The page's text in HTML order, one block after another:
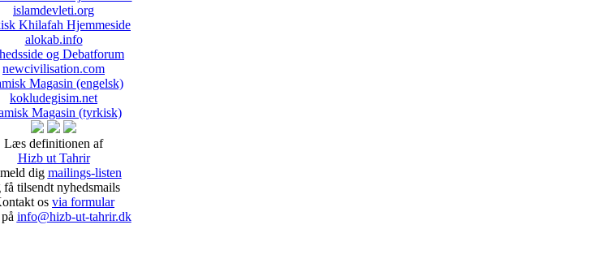
islamdevleti.org
Khilafah Hjemmeside
alokab.info
og Debatforum
newcivilisation.com
Magasin (engelsk)
kokludegisim.net
Magasin (tyrkisk)
Læs definitionen af
Hizb ut Tahrir
dig mailings-listen
få tilsendt nyhedsmails
os via formular
info@hizb-ut-tahrir.dk